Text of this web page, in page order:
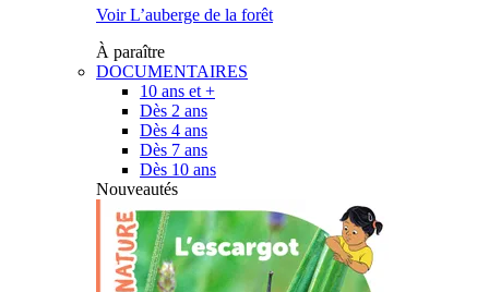
Voir L’auberge de la forêt
À paraître
DOCUMENTAIRES
10 ans et +
Dès 2 ans
Dès 4 ans
Dès 7 ans
Dès 10 ans
Nouveautés